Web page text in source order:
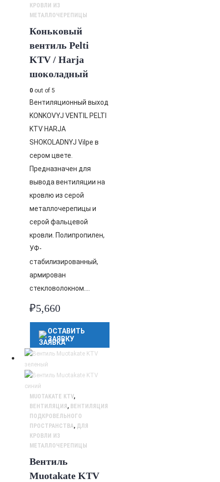
КРОВЛИ ИЗ
МЕТАЛЛОЧЕРЕПИЦЫ
Коньковый
вентиль Pelti
KTV / Harja
шоколадный
0 out of 5
Вентиляционный выход
KONKOVYJ VENTIL PELTI
KTV HARJA
SHOKOLADNYJ Vilpe в
сером цвете.
Предназначен для
вывода вентиляции на
кровлю из серой
металлочерепицы и
серой фальцевой
кровли. Полипропилен,
УФ-
стабилизированный,
армирован
стекловолокном….
₽5,660
ОСТАВИТЬ
ЗАЯВКУ
MUOTAKATE KTV,
ВЕНТИЛЯЦИЯ , ВЕНТИЛЯЦИЯ
ПОДКРОВЕЛЬНОГО
ПРОСТРАНСТВА, ДЛЯ
КРОВЛИ ИЗ
МЕТАЛЛОЧЕРЕПИЦЫ
Вентиль
Muotakate KTV